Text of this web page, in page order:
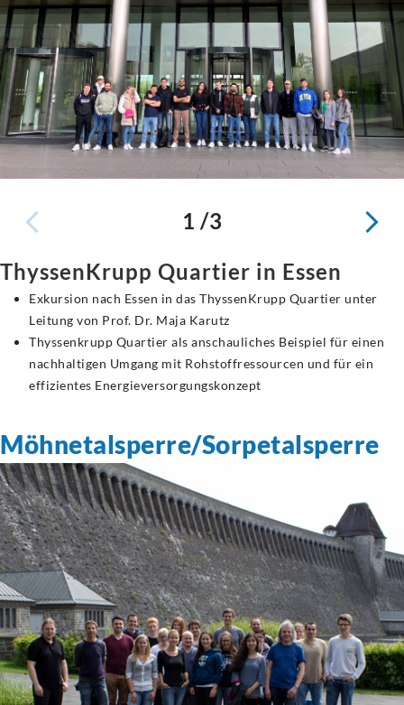
1 /3
ThyssenKrupp Quartier in Essen
Exkursion nach Essen in das ThyssenKrupp Quartier unter
Leitung von Prof. Dr. Maja Karutz
Thyssenkrupp Quartier als anschauliches Beispiel für einen
nachhaltigen Umgang mit Rohstoffressourcen und für ein
effizientes Energieversorgungskonzept
Möhnetalsperre/Sorpetalsperre